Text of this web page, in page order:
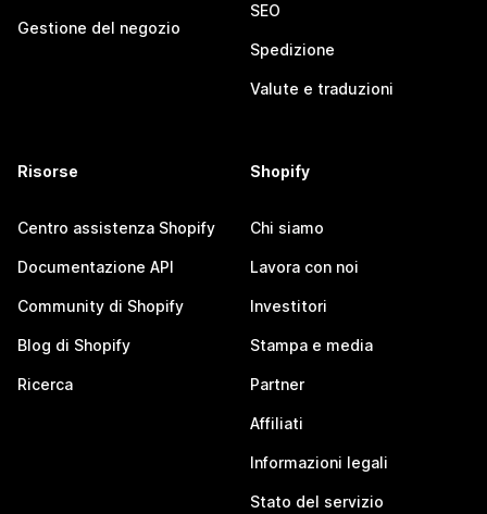
Gestione del negozio
SEO
Spedizione
Valute e traduzioni
Risorse
Centro assistenza Shopify
Documentazione API
Community di Shopify
Blog di Shopify
Ricerca
Shopify
Chi siamo
Lavora con noi
Investitori
Stampa e media
Partner
Affiliati
Informazioni legali
Stato del servizio